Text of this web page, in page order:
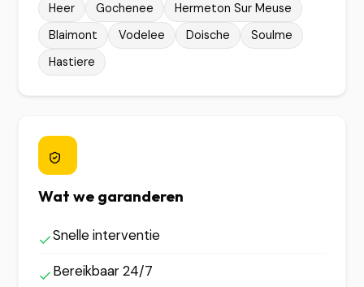
Heer Gochenee
Hermeton Sur Meuse
Blaimont
Vodelee Doische
Soulme
Hastiere
Wat we garanderen
Snelle interventie
Bereikbaar 24/7